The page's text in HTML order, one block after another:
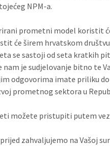
NPM-a.
prometni model koristit
će širem hrvatskom
se sastoji od seta kratkih
nam je sudjelovanje bitno te
odgovorima imate priliku
prometnog sektora u
možete pristupiti putem
zahvaljujemo na Vašoj